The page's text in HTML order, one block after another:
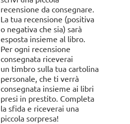
recensione da consegnare.
La tua recensione (positiva
o negativa che sia) sarà
esposta insieme al libro.
Per ogni recensione
consegnata riceverai
un timbro sulla tua cartolina
personale, che ti verrà
consegnata insieme ai libri
presi in prestito. Completa
la sfida e riceverai una
piccola sorpresa!